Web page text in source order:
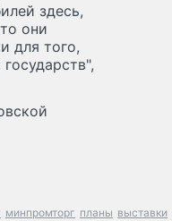
здесь,
они
для того,
минпромторг планы выставки